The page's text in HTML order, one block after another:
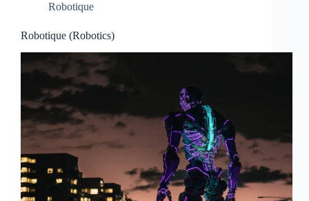
Robotique
Robotique (Robotics)